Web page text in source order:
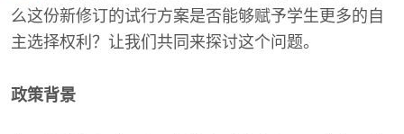
么这份新修订的试行方案是否能够赋予学生更多的自
主选择权利？让我们共同来探讨这个问题。
政策背景